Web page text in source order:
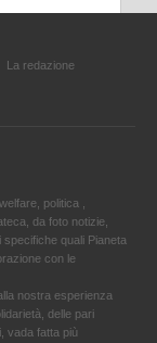
La redazione
politica ,
da foto notizie,
quali Pianeta
con le
nostra esperienza
delle pari
vada fatta più